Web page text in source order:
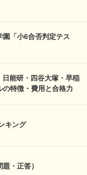
「小6合否判定テス
日能研・四谷大塚・早稲
の特徴・費用と合格力
キング
・正答）